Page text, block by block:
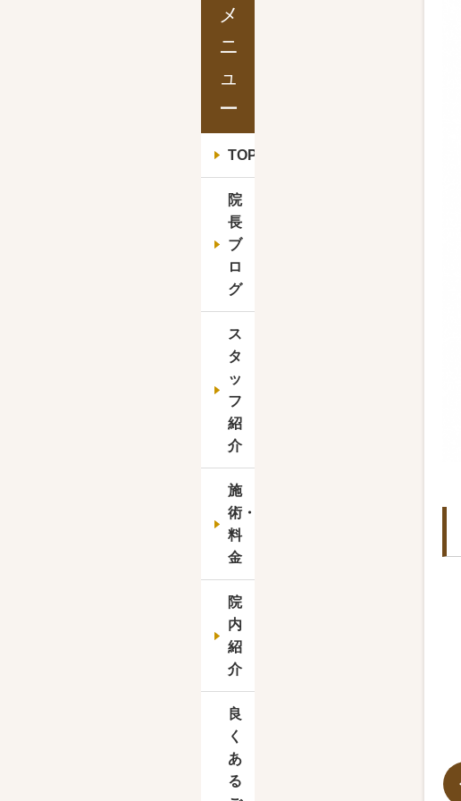
メ
ニ
ュ
ー
TOP
院
長
ブ
ロ
グ
ス
タ
ッ
フ
紹
介
施
術・
料
金
院
内
紹
介
良
く
あ
る